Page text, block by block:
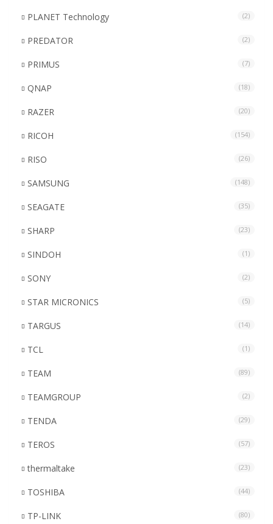
PLANET Technology (2)
PREDATOR (2)
PRIMUS (7)
QNAP (18)
RAZER (20)
RICOH (154)
RISO (26)
SAMSUNG (148)
SEAGATE (35)
SHARP (23)
SINDOH (1)
SONY (2)
STAR MICRONICS (5)
TARGUS (14)
TCL (1)
TEAM (89)
TEAMGROUP (2)
TENDA (29)
TEROS (57)
thermaltake (23)
TOSHIBA (44)
TP-LINK (80)